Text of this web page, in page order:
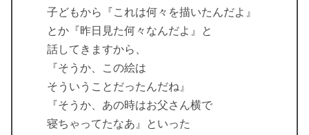
子どもから『これは何々を描いたんだよ』
とか『昨日見た何々なんだよ』と
話してきますから、
『そうか、この絵は
そういうことだったんだね』
『そうか、あの時はお父さん横で
寝ちゃってたなあ』といった